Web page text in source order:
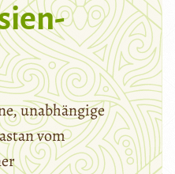
unabhängige
vom